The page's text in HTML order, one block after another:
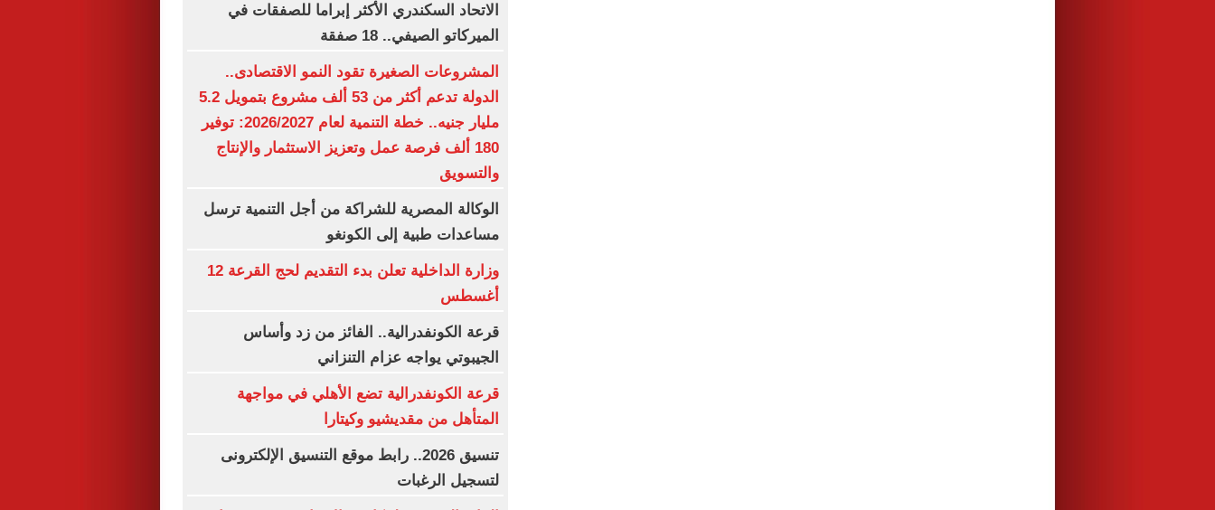
الاتحاد السكندري الأكثر إبراما للصفقات في
الميركاتو الصيفي.. 18 صفقة
المشروعات الصغيرة تقود النمو الاقتصادى..
الدولة تدعم أكثر من 53 ألف مشروع بتمويل 5.2
مليار جنيه.. خطة التنمية لعام 2026/2027: توفير
180 ألف فرصة عمل وتعزيز الاستثمار والإنتاج
والتسويق
الوكالة المصرية للشراكة من أجل التنمية ترسل
مساعدات طبية إلى الكونغو
وزارة الداخلية تعلن بدء التقديم لحج القرعة 12
أغسطس
قرعة الكونفدرالية.. الفائز من زد وأساس
الجيبوتي يواجه عزام التنزاني
قرعة الكونفدرالية تضع الأهلي في مواجهة
المتأهل من مقديشيو وكيتارا
تنسيق 2026.. رابط موقع التنسيق الإلكترونى
لتسجيل الرغبات